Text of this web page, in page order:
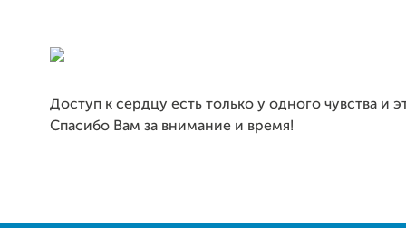
Доступ к сердцу есть только у одного чувства и
Спасибо Вам за внимание и время!